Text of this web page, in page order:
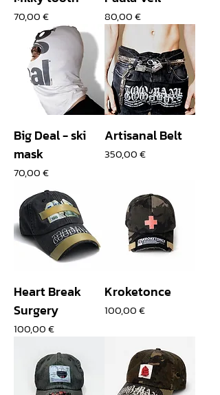
Prix
70,00 € Prix
80,00 €
Big Deal - ski
mask
Prix
70,00 €
Artisanal Belt
Prix
350,00 €
Heart Break
Surgery
Prix
100,00 €
Kroketonce
Prix
100,00 €